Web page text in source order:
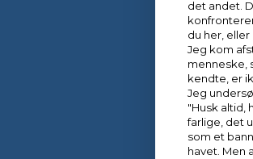
det andet.
du her, eller
Jeg kom
menneske,
kendte, er
Jeg
"Husk altid,
farlige, det
som et
havet. Men